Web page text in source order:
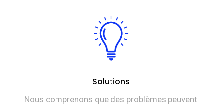
Solutions
Nous comprenons que des problèmes peuvent